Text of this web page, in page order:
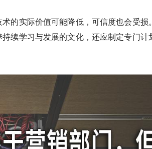
的实际价值可能降低，可信度也会受损
续学习与发展的文化，还应制定专门计